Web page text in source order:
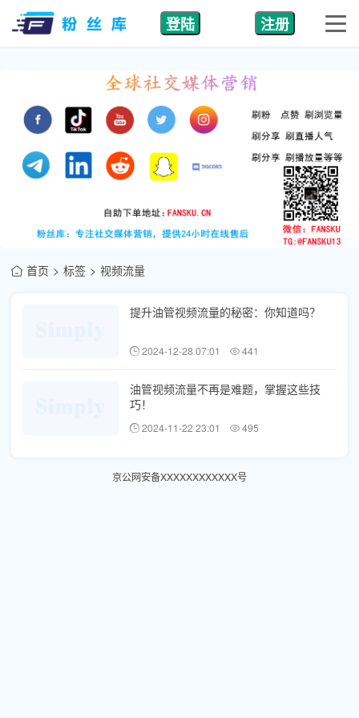
登陆 注册
首页 标签 视频流量
提升油管视频流量的秘密：你知道吗？
2024-12-28 07:01 441
油管视频流量不再是难题，掌握这些技
巧！
2024-11-22 23:01 495
京公网安备XXXXXXXXXXXX号